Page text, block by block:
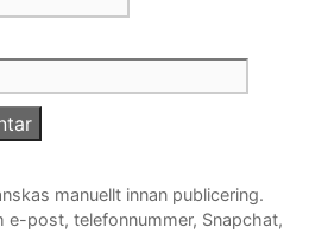
manuellt innan publicering.
e-post, telefonnummer, Snapchat,